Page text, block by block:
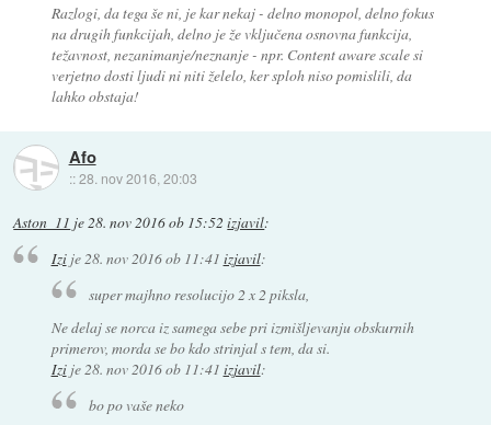
Razlogi, da tega še ni, je kar nekaj - delno monopol, delno fokus
na drugih funkcijah, delno je že vključena osnovna funkcija,
težavnost, nezanimanje/neznanje - npr. Content aware scale si
verjetno dosti ljudi ni niti želelo, ker sploh niso pomislili, da
lahko obstaja!
Afo
::28. nov 2016, 20:03
Aston_11 je28. nov 2016 ob 15:52 izjavil:
Izije28. nov 2016 ob 11:41 izjavil:
super majhno resolucijo 2 x 2 piksla,
Ne delaj se norca iz samega sebe pri izmišljevanju obskurnih
primerov, morda se bo kdo strinjal s tem, da si.
Izije28. nov 2016 ob 11:41 izjavil:
bo po vaše neko